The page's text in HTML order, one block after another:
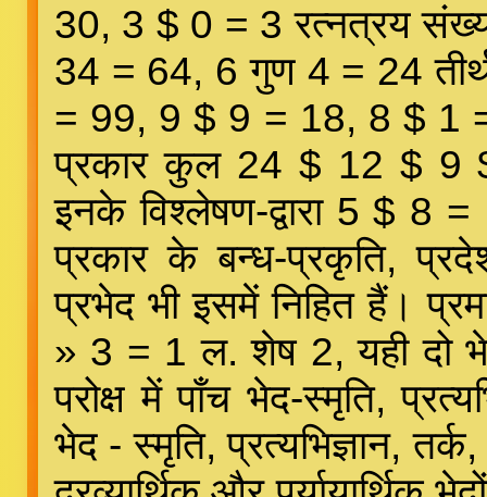
30, 3 $ 0 = 3 रत्नत्रय
34 = 64, 6 गुण 4 = 24
= 99, 9 $ 9 = 18, 8 $ 1 =
प्रकार कुल 24 $ 12 $ 9
इनके विश्लेषण-द्वारा 5 $ 8
प्रकार के बन्ध-प्रकृति,
प्रभेद भी इसमें निहित हैं।
» 3 = 1 ल. शेष 2, यही दो
परोक्ष में पाँच भेद-स्मृति,
भेद - स्मृति, प्रत्यभिज्ञान,